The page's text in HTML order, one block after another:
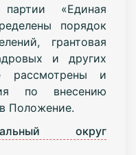
«Единая
порядок
грантовая
и других
рассмотрены и
по внесению
Положение.
округ